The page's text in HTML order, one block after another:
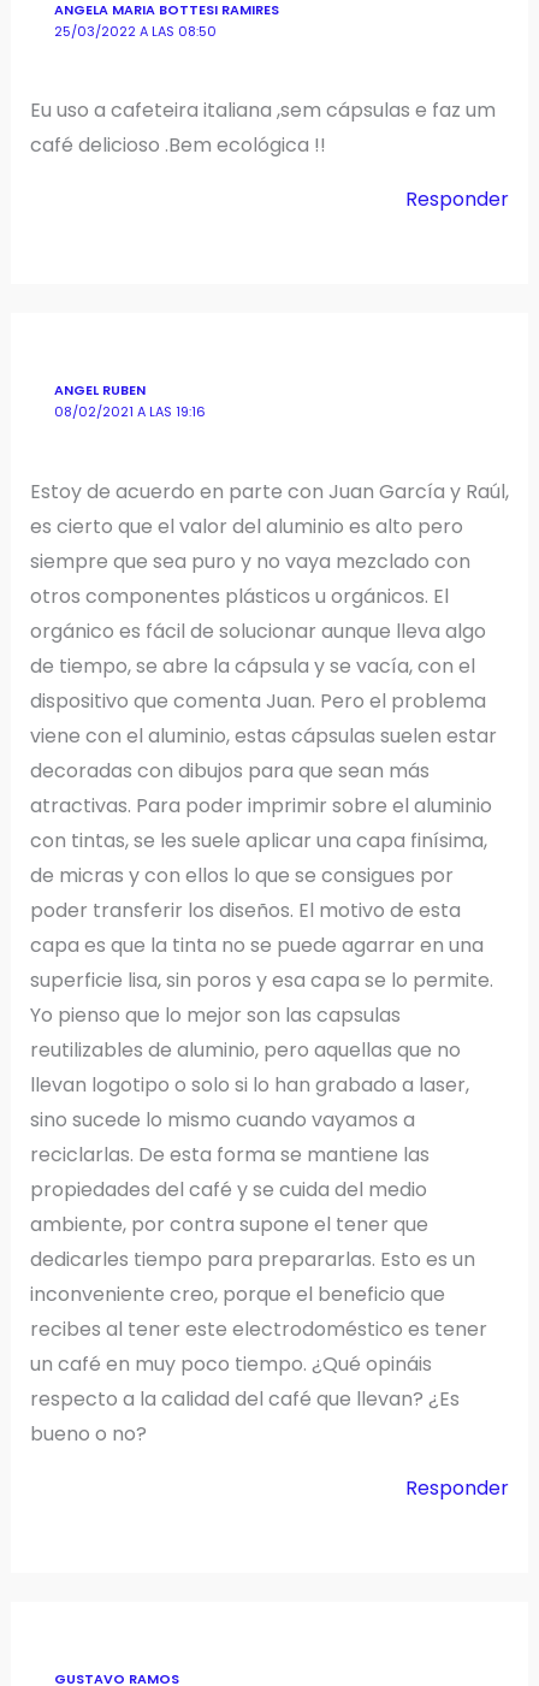
ANGELA MARIA BOTTESI RAMIRES
25/03/2022 A LAS 08:50
Eu uso a cafeteira italiana ,sem cápsulas e faz um
café delicioso .Bem ecológica !!
Responder
ANGEL RUBEN
08/02/2021 A LAS 19:16
Estoy de acuerdo en parte con Juan García y Raúl,
es cierto que el valor del aluminio es alto pero
siempre que sea puro y no vaya mezclado con
otros componentes plásticos u orgánicos. El
orgánico es fácil de solucionar aunque lleva algo
de tiempo, se abre la cápsula y se vacía, con el
dispositivo que comenta Juan. Pero el problema
viene con el aluminio, estas cápsulas suelen estar
decoradas con dibujos para que sean más
atractivas. Para poder imprimir sobre el aluminio
con tintas, se les suele aplicar una capa finísima,
de micras y con ellos lo que se consigues por
poder transferir los diseños. El motivo de esta
capa es que la tinta no se puede agarrar en una
superficie lisa, sin poros y esa capa se lo permite.
Yo pienso que lo mejor son las capsulas
reutilizables de aluminio, pero aquellas que no
llevan logotipo o solo si lo han grabado a laser,
sino sucede lo mismo cuando vayamos a
reciclarlas. De esta forma se mantiene las
propiedades del café y se cuida del medio
ambiente, por contra supone el tener que
dedicarles tiempo para prepararlas. Esto es un
inconveniente creo, porque el beneficio que
recibes al tener este electrodoméstico es tener
un café en muy poco tiempo. ¿Qué opináis
respecto a la calidad del café que llevan? ¿Es
bueno o no?
Responder
GUSTAVO RAMOS